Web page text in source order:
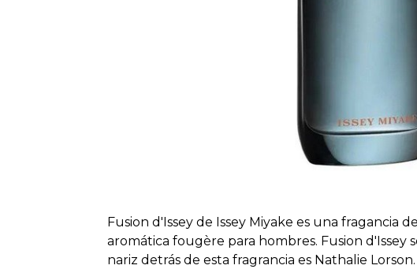
Fusion d'Issey de Issey Miyake es una fragancia
aromática fougère para hombres. Fusion d'Issey
nariz detrás de esta fragrancia es Nathalie